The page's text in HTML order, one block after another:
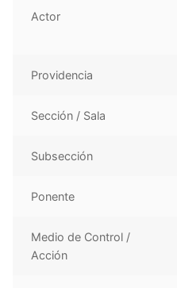
Actor
Providencia
Sección / Sala
Subsección
Ponente
Medio de Control /
Acción